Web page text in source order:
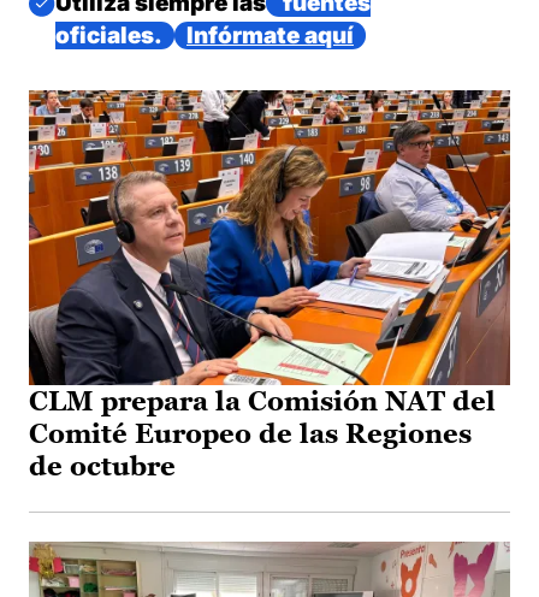
oficiales.
Infórmate aquí
CLM prepara la Comisión NAT del
Comité Europeo de las Regiones
de octubre